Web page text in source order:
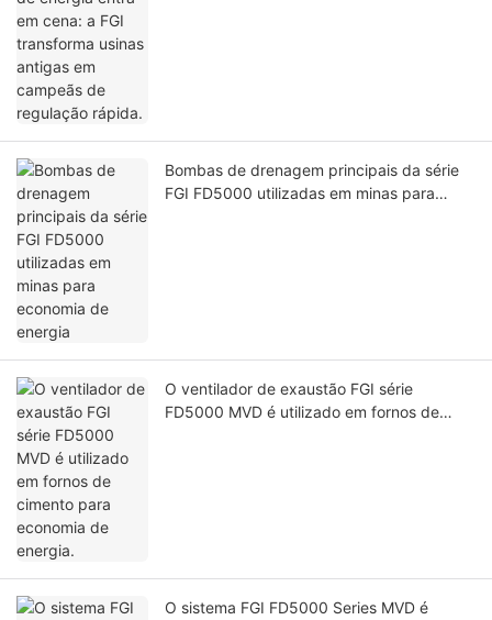
Bombas de drenagem principais da série
FGI FD5000 utilizadas em minas para
O ventilador de exaustão FGI série
FD5000 MVD é utilizado em fornos de
O sistema FGI FD5000 Series MVD é